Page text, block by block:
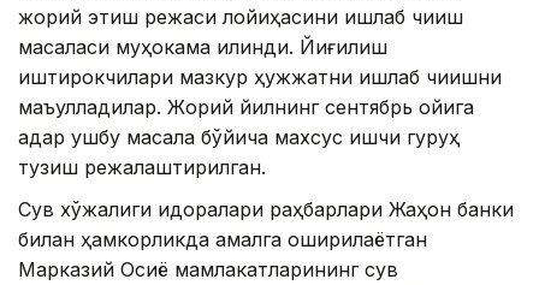
жорий этиш режаси лойиҳасини ишлаб чиқиш
масаласи муҳокама қилинди. Йиғилиш
иштирокчилари мазкур ҳужжатни ишлаб чиқишни
маъқулладилар. Жорий йилнинг сентябрь ойига
қадар ушбу масала бўйича махсус ишчи гуруҳ
тузиш режалаштирилган.
Сув хўжалиги идоралари раҳбарлари Жаҳон банки
билан ҳамкорликда амалга оширилаётган
Марказий Осиё мамлакатларининг сув